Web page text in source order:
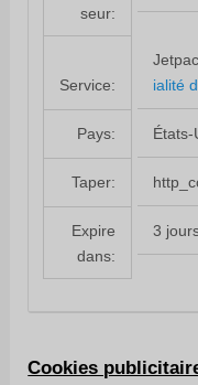
seur:
Service:
ialité
Pays: États-
Taper:
Expire
dans:
3
Cookies